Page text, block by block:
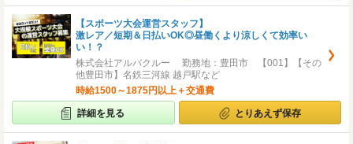
【スポーツ大会運営スタッフ】
激レア／短期＆日払いOK◎昼働くより涼しくて効率い
い！？
株式会社アルバクルー 勤務地：豊田市 【001】【その
他豊田市】名鉄三河線 越戸駅など
時給1500～1875円以上＋交通費
詳細を見る とりあえず保存